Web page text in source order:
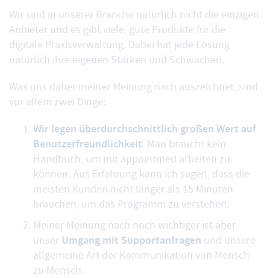
Wir sind in unserer Branche natürlich nicht die einzigen
Anbieter und es gibt viele, gute Produkte für die
digitale Praxisverwaltung. Dabei hat jede Lösung
natürlich ihre eigenen Stärken und Schwächen.
Was uns daher meiner Meinung nach auszeichnet, sind
vor allem zwei Dinge:
Wir legen überdurchschnittlich großen Wert auf
Benutzerfreundlichkeit. Man braucht kein
Handbuch, um mit appointmed arbeiten zu
können. Aus Erfahrung kann ich sagen, dass die
meisten Kunden nicht länger als 15 Minuten
brauchen, um das Programm zu verstehen.
Meiner Meinung nach noch wichtiger ist aber
unser Umgang mit Supportanfragen und unsere
allgemeine Art der Kommunikation von Mensch
zu Mensch.